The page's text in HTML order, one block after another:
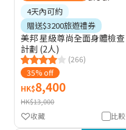
4天內可約
贈送$3200旅遊禮券
美邦 星級尊尚全面身體檢查
計劃 (2人)
(266)
35% off
HK$8,400
HK$13,000
比較
收藏